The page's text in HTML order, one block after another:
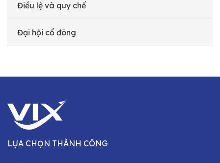
Điều lệ và quy chế
Đại hội cổ đông
LỰA CHỌN THÀNH CÔNG